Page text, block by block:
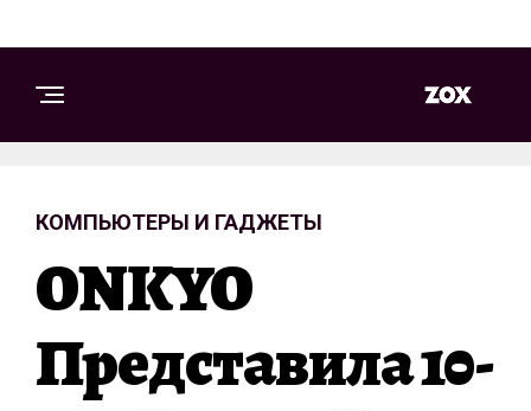
КОМПЬЮТЕРЫ И ГАДЖЕТЫ
ONKYO
Представила 10-